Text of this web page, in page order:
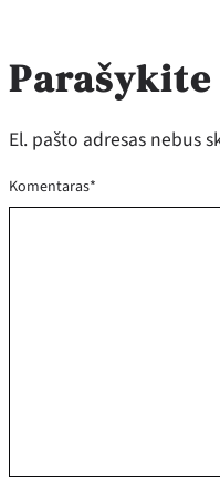
El. pašto adresas nebus
Komentaras*